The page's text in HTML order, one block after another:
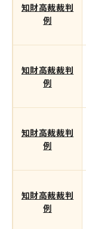
知財高裁裁判
例
知財高裁裁判
例
知財高裁裁判
例
知財高裁裁判
例